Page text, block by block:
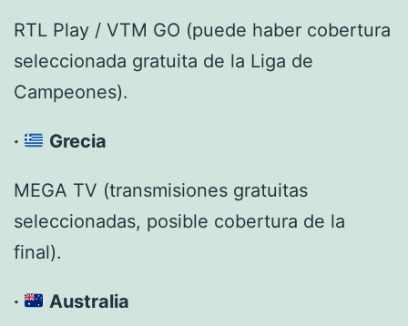
RTL Play / VTM GO (puede haber cobertura
seleccionada gratuita de la Liga de
Campeones).
· Grecia
MEGA TV (transmisiones gratuitas
seleccionadas, posible cobertura de la
final).
· Australia